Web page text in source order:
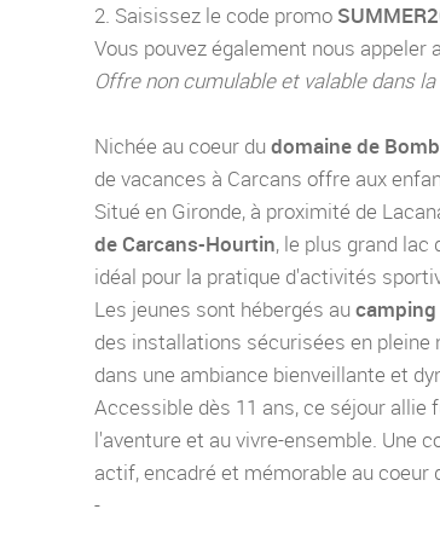
2. Saisissez le code promo
Vous pouvez également nous
Offre non cumulable et valable dans
Nichée au coeur du domaine de
de vacances à Carcans offre aux
Situé en Gironde, à proximité de
de Carcans-Hourtin, le plus grand
idéal pour la pratique d'activités
Les jeunes sont hébergés au camping
des installations sécurisées en
dans une ambiance bienveillante et
Accessible dès 11 ans, ce séjour allie
l'aventure et au vivre-ensemble. Une
actif, encadré et mémorable au coeur
-